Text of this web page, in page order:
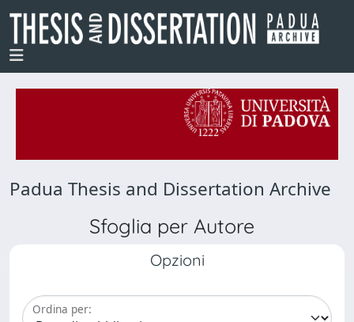
Padua Thesis and Dissertation Archive
Sfoglia per Autore
Opzioni
Ordina per: